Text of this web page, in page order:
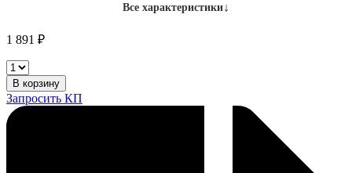
Все характеристики↓
1 891 ₽
КЕДР
Электрод
вольфрамовый
WP
d2,0
В корзину
Запросить КП